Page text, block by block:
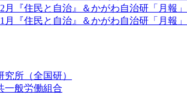
月『住民と自治』＆かがわ自治研「月報
月『住民と自治』＆かがわ自治研「月報
究所（全国研）
一般労働組合